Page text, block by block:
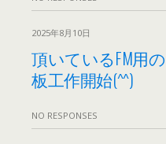
2025年8月10日
頂いているFM用
板工作開始(^^)
NO RESPONSES